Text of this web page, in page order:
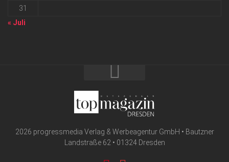
31
« Juli
2026 progressmedia Verlag & Werbeagentur GmbH • Bautzner
Landstraße 62 • 01324 Dresden